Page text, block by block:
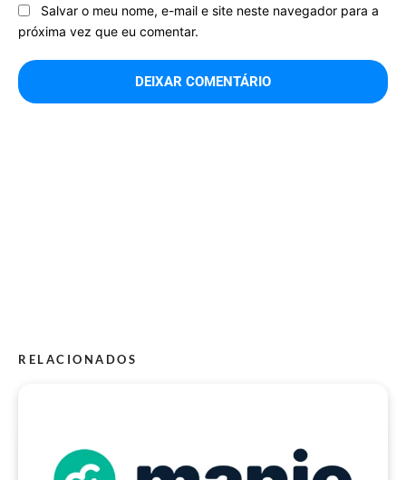
Salvar o meu nome, e-mail e site neste navegador para a
próxima vez que eu comentar.
RELACIONADOS